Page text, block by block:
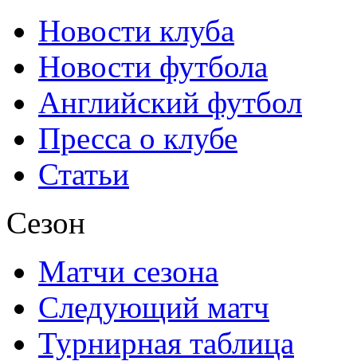
Новости клуба
Новости футбола
Английский футбол
Пресса о клубе
Статьи
Сезон
Матчи сезона
Следующий матч
Турнирная таблица